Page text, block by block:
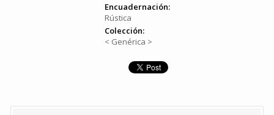
Encuadernación:
Rústica
Colección:
< Genérica >